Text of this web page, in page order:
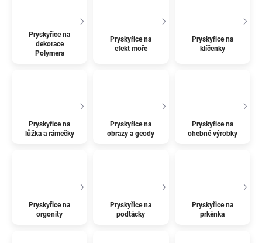
Pryskyřice na
dekorace
Polymera
Pryskyřice na
efekt moře
Pryskyřice na
klíčenky
Pryskyřice na
lůžka a rámečky
Pryskyřice na
obrazy a geody
Pryskyřice na
ohebné výrobky
Pryskyřice na
orgonity
Pryskyřice na
podtácky
Pryskyřice na
prkénka